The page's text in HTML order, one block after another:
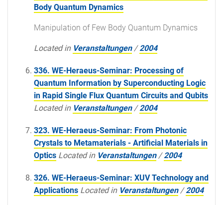
Body Quantum Dynamics
Manipulation of Few Body Quantum Dynamics
Located in Veranstaltungen /2004
336. WE-Heraeus-Seminar: Processing of
Quantum Information by Superconducting Logic
in Rapid Single Flux Quantum Circuits and Qubits
Located in Veranstaltungen /2004
323. WE-Heraeus-Seminar: From Photonic
Crystals to Metamaterials - Artificial Materials in
Optics Located in Veranstaltungen /2004
326. WE-Heraeus-Seminar: XUV Technology and
Applications Located in Veranstaltungen /2004